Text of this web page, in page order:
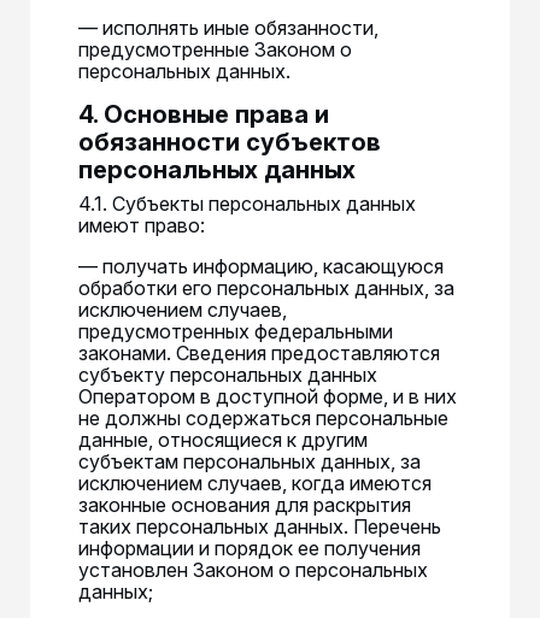
— исполнять иные обязанности,
предусмотренные Законом о
персональных данных.
4. Основные права и
обязанности субъектов
персональных данных
4.1. Субъекты персональных данных
имеют право:
— получать информацию, касающуюся
обработки его персональных данных, за
исключением случаев,
предусмотренных федеральными
законами. Сведения предоставляются
субъекту персональных данных
Оператором в доступной форме, и в них
не должны содержаться персональные
данные, относящиеся к другим
субъектам персональных данных, за
исключением случаев, когда имеются
законные основания для раскрытия
таких персональных данных. Перечень
информации и порядок ее получения
установлен Законом о персональных
данных;